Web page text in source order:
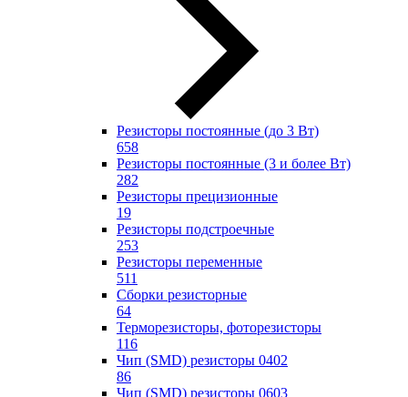
Резисторы постоянные (до 3 Вт)
658
Резисторы постоянные (3 и более Вт)
282
Резисторы прецизионные
19
Резисторы подстроечные
253
Резисторы переменные
511
Сборки резисторные
64
Терморезисторы, фоторезисторы
116
Чип (SMD) резисторы 0402
86
Чип (SMD) резисторы 0603